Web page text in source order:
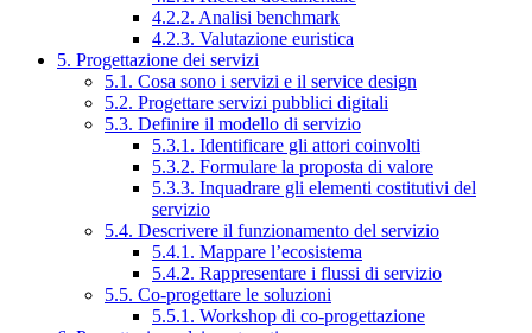
4.2.2. Analisi benchmark
4.2.3. Valutazione euristica
5. Progettazione dei servizi
5.1. Cosa sono i servizi e il service design
5.2. Progettare servizi pubblici digitali
5.3. Definire il modello di servizio
5.3.1. Identificare gli attori coinvolti
5.3.2. Formulare la proposta di valore
5.3.3. Inquadrare gli elementi costitutivi del
servizio
5.4. Descrivere il funzionamento del servizio
5.4.1. Mappare l’ecosistema
5.4.2. Rappresentare i flussi di servizio
5.5. Co-progettare le soluzioni
5.5.1. Workshop di co-progettazione